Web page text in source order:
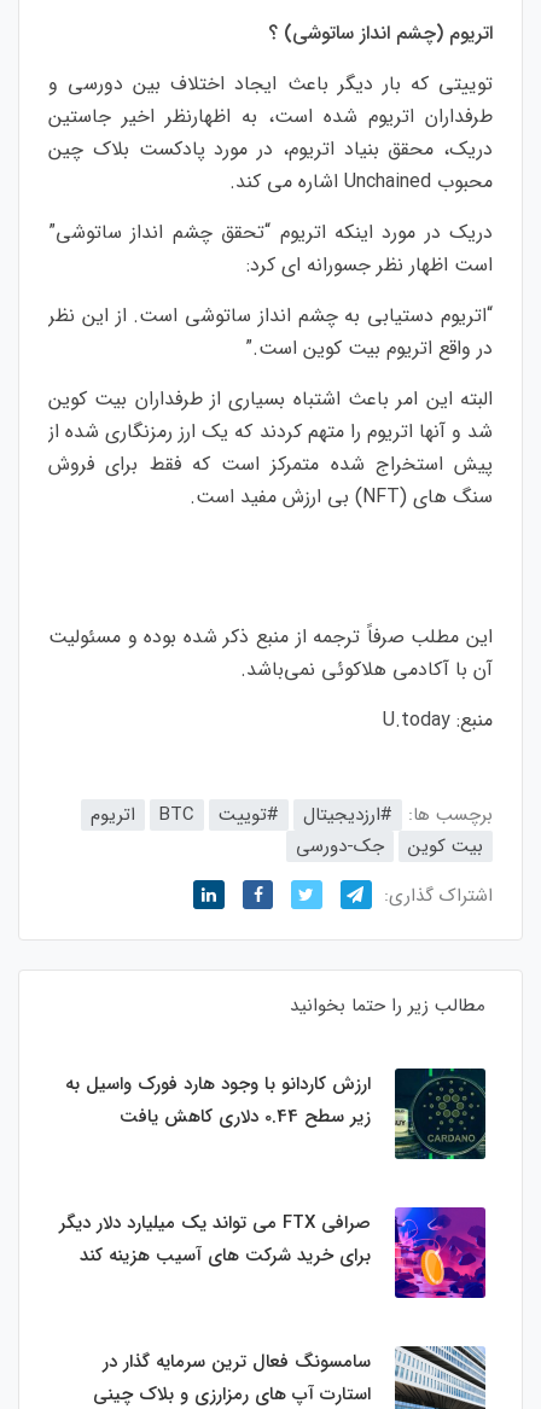
اتریوم (چشم انداز ساتوشی) ؟
توییتی که بار دیگر باعث ایجاد اختلاف بین دورسی و
طرفداران اتریوم شده است، به اظهارنظر اخیر جاستین
دریک، محقق بنیاد اتریوم، در مورد پادکست بلاک چین
محبوب Unchained اشاره می کند.
دریک در مورد اینکه اتریوم “تحقق چشم انداز ساتوشی”
است اظهار نظر جسورانه ای کرد:
“اتریوم دستیابی به چشم انداز ساتوشی است. از این نظر
در واقع اتریوم بیت کوین است.”
البته این امر باعث اشتباه بسیاری از طرفداران بیت کوین
شد و آنها اتریوم را متهم کردند که یک ارز رمزنگاری شده از
پیش استخراج شده متمرکز است که فقط برای فروش
سنگ های (NFT) بی ارزش مفید است.
این مطلب صرفاً ترجمه از منبع ذکر شده بوده و مسئولیت
آن با آکادمی هلاکوئی نمی‌باشد.
منبع: U.today
برچسب ها: #ارزدیجیتال #توییت BTC
اتریوم
بیت کوین
جک-دورسی
اشتراک گذاری:
مطالب زیر را حتما بخوانید
ارزش کاردانو با وجود هارد فورک واسیل به
زیر سطح 0.44 دلاری کاهش یافت
صرافی FTX می تواند یک میلیارد دلار دیگر
برای خرید شرکت های آسیب هزینه کند
سامسونگ فعال‌ ترین سرمایه‌ گذار در
استارت‌ آپ‌ های رمزارزی و بلاک چینی